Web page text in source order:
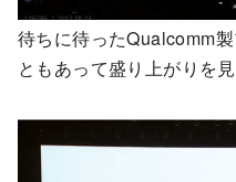
待ちに待ったQualcomm
ともあって盛り上がりを見